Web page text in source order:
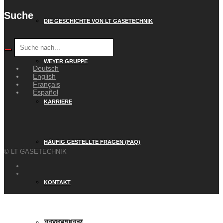
DIE GESCHICHTE VON LT GASETECHNIK
WEYER GRUPPE
KARRIERE
HÄUFIG GESTELLTE FRAGEN (FAQ)
KONTAKT
Suche
Deutsch
English
Français
Español
© LT GASETECHNIK